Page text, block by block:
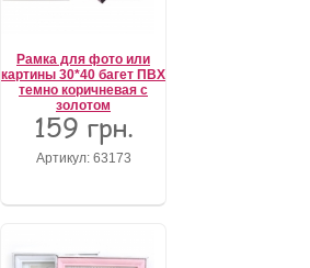
Рамка для фото или
картины 30*40 багет ПВХ
темно коричневая с
золотом
159 грн.
Артикул: 63173